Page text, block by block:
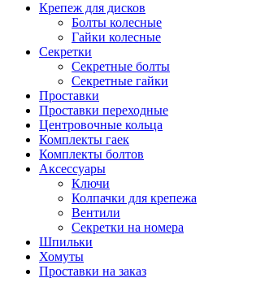
Крепеж для дисков
Болты колесные
Гайки колесные
Секретки
Секретные болты
Секретные гайки
Проставки
Проставки переходные
Центровочные кольца
Комплекты гаек
Комплекты болтов
Аксессуары
Ключи
Колпачки для крепежа
Вентили
Секретки на номера
Шпильки
Хомуты
Проставки на заказ